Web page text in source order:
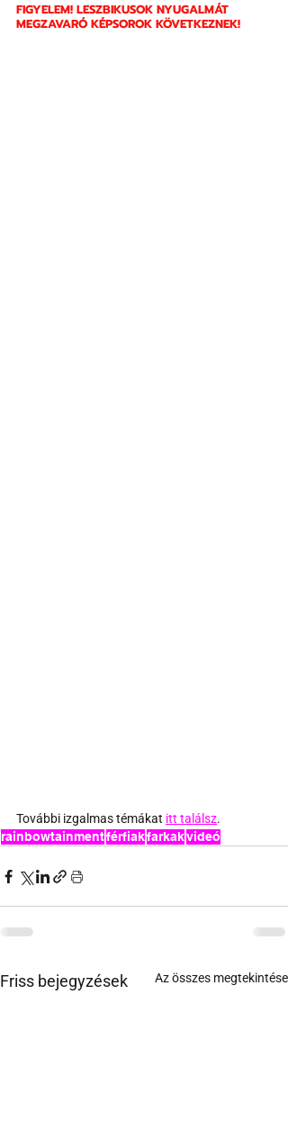
FIGYELEM! LESZBIKUSOK NYUGALMÁT
MEGZAVARÓ KÉPSOROK KÖVETKEZNEK!
További izgalmas témákat itt találsz.
rainbowtainmentférfiakfarkakvideó
Friss bejegyzések Az összes megtekintése